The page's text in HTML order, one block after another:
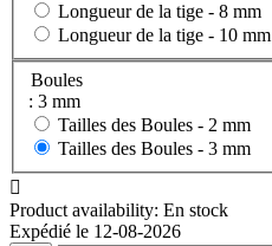
Longueur de la tige - 8 mm
Longueur de la tige - 10 mm
Boules
: 3 mm
Tailles des Boules - 2 mm
Tailles des Boules - 3 mm

Product availability: En stock
Expédié le 12-08-2026